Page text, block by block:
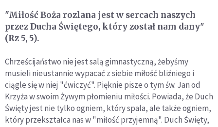
"Miłość Boża rozlana jest w sercach naszych
przez Ducha Świętego, który został nam dany"
(Rz 5, 5).
Chrześcijaństwo nie jest salą gimnastyczną, żebyśmy
musieli nieustannie wypacać z siebie miłość bliźniego i
ciągle się w niej "ćwiczyć". Pięknie pisze o tym św. Jan od
Krzyża w swoim Żywym płomieniu miłości. Powiada, że Duch
Święty jest nie tylko ogniem, który spala, ale także ogniem,
który przekształca nas w "miłość przyjemną". Duch Święty,